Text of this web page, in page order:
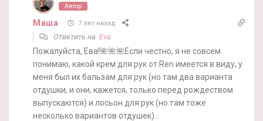
Автор
Маша 7 лет назад
Ответить на Eva
Пожалуйста, Ева!🌺🌺🌺Если честно, я не совсем
понимаю, какой крем для рук от Ren имеется в виду, у
меня был их бальзам для рук (но там два варианта
отдушки, и они, кажется, только перед рождеством
выпускаются) и лосьон для рук (но там тоже
несколько вариантов отдушек)…